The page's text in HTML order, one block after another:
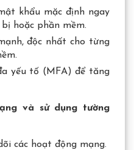
khẩu mặc định ngay
hoặc phần mềm.
độc nhất cho từng
yếu tố (MFA) để tăng
và sử dụng tường
các hoạt động mạng.